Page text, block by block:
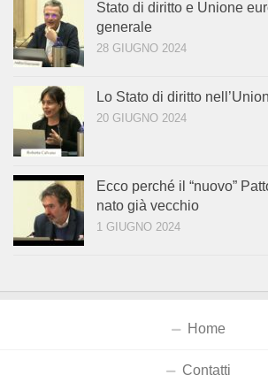
Stato di diritto e Unione
generale
28 GIUGNO 2024
Lo Stato di diritto
20 GIUGNO 2024
Ecco perché il “nuovo”
nato già vecchio
1 GIUGNO 2024
Home
Contatti